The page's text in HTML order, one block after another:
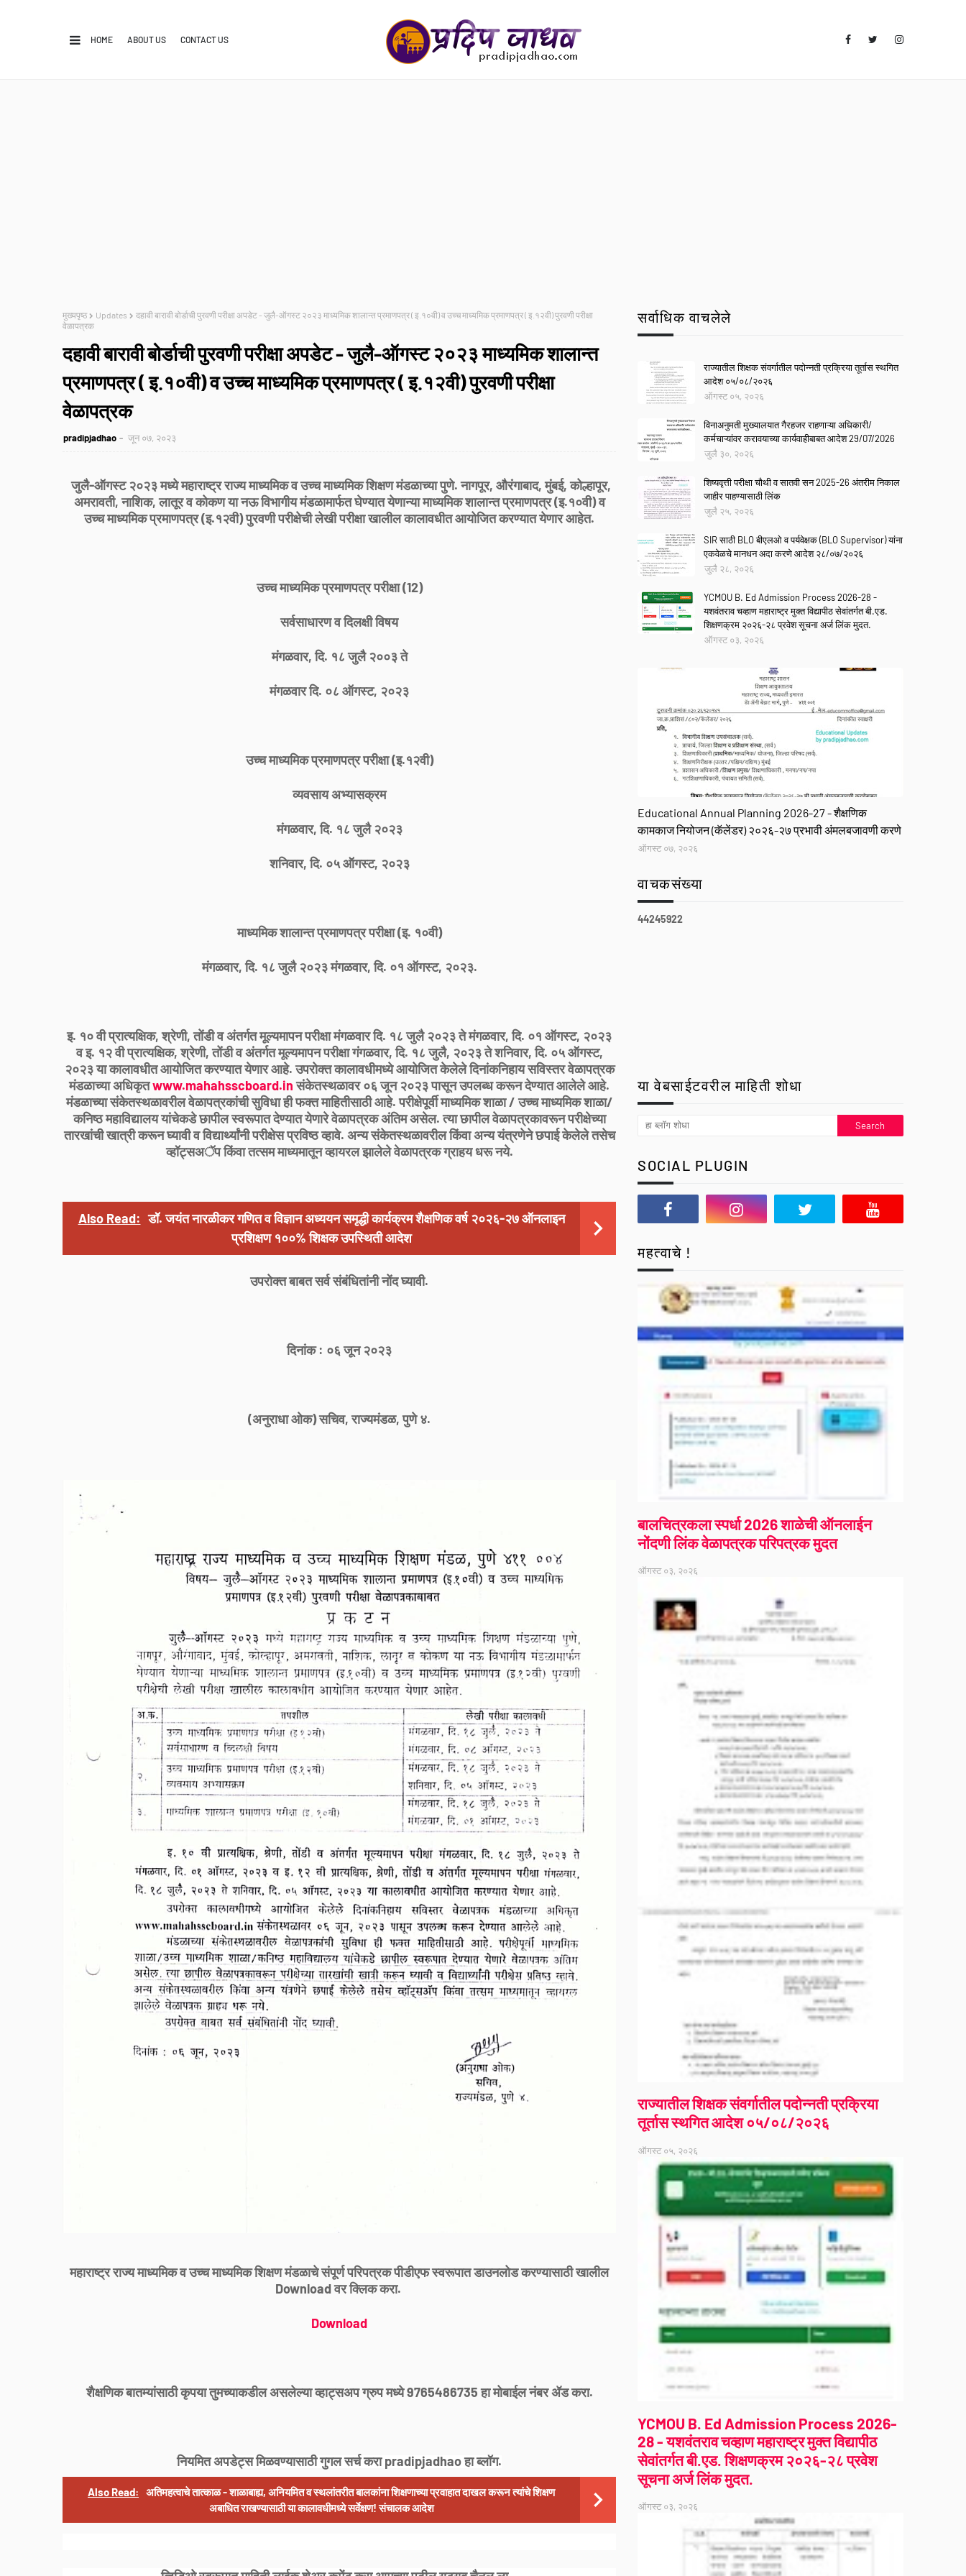
HOME ABOUT US CONTACT US
मुख्यपृष्ठ Updates
दहावी बारावी बोर्डाची पुरवणी परीक्षा अपडेट - जुलै-ऑगस्ट २०२३ माध्यमिक शालान्त प्रमाणपत्र ( इ.१०वी) व उच्च माध्यमिक प्रमाणपत्र ( इ.१२वी) पुरवणी परीक्षा
वेळापत्रक
दहावी बारावी बोर्डाची पुरवणी परीक्षा अपडेट - जुलै-ऑगस्ट २०२३ माध्यमिक शालान्त
प्रमाणपत्र ( इ.१०वी) व उच्च माध्यमिक प्रमाणपत्र ( इ.१२वी) पुरवणी परीक्षा
वेळापत्रक
pradipjadhao जून ०७, २०२३
जुलै-ऑगस्ट २०२३ मध्ये महाराष्ट्र राज्य माध्यमिक व उच्च माध्यमिक शिक्षण मंडळाच्या पुणे. नागपूर, औरंगाबाद, मुंबई, कोल्हापूर,
अमरावती, नाशिक, लातूर व कोकण या नऊ विभागीय मंडळामार्फत घेण्यात येणान्या माध्यमिक शालान्त प्रमाणपत्र (इ.१०वी) व
उच्च माध्यमिक प्रमाणपत्र (इ.१२वी) पुरवणी परीक्षेची लेखी परीक्षा खालील कालावधीत आयोजित करण्यात येणार आहेत.
उच्च माध्यमिक प्रमाणपत्र परीक्षा (12)
सर्वसाधारण व दिलक्षी विषय
मंगळवार, दि. १८ जुलै २००३ ते
मंगळवार दि. ०८ ऑगस्ट, २०२३
उच्च माध्यमिक प्रमाणपत्र परीक्षा (इ.१२वी)
व्यवसाय अभ्यासक्रम
मंगळवार, दि. १८ जुलै २०२३
शनिवार, दि. ०५ ऑगस्ट, २०२३
माध्यमिक शालान्त प्रमाणपत्र परीक्षा (इ. १०वी)
मंगळवार, दि. १८ जुलै २०२३ मंगळवार, दि. ०१ ऑगस्ट, २०२३.
इ. १० वी प्रात्यक्षिक, श्रेणी, तोंडी व अंतर्गत मूल्यमापन परीक्षा मंगळवार दि. १८ जुलै २०२३ ते मंगळवार, दि. ०१ ऑगस्ट, २०२३
व इ. १२ वी प्रात्यक्षिक, श्रेणी, तोंडी व अंतर्गत मूल्यमापन परीक्षा गंगळवार, दि. १८ जुलै, २०२३ ते शनिवार, दि. ०५ ऑगस्ट,
२०२३ या कालावधीत आयोजित करण्यात येणार आहे. उपरोक्त कालावधीमध्ये आयोजित केलेले दिनांकनिहाय सविस्तर वेळापत्रक
मंडळाच्या अधिकृतwww.mahahsscboard.inसंकेतस्थळावर ०६ जून २०२३ पासून उपलब्ध करून देण्यात आलेले आहे.
मंडळाच्या संकेतस्थळावरील वेळापत्रकांची सुविधा ही फक्त माहितीसाठी आहे. परीक्षेपूर्वी माध्यमिक शाळा / उच्च माध्यमिक शाळा/
कनिष्ठ महाविद्यालय यांचेकडे छापील स्वरूपात देण्यात येणारे वेळापत्रक अंतिम असेल. त्या छापील वेळापत्रकावरून परीक्षेच्या
तारखांची खात्री करून घ्यावी व विद्यार्थ्यांनी परीक्षेस प्रविष्ठ व्हावे. अन्य संकेतस्थळावरील किंवा अन्य यंत्रणेने छपाई केलेले तसेच
व्हॉट्सअॅप किंवा तत्सम माध्यमातून व्हायरल झालेले वेळापत्रक ग्राहय धरू नये.
Also Read: डॉ. जयंत नारळीकर गणित व विज्ञान अध्ययन समृद्धी कार्यक्रम शैक्षणिक वर्ष २०२६-२७ ऑनलाइन
प्रशिक्षण १००% शिक्षक उपस्थिती आदेश
उपरोक्त बाबत सर्व संबंधितांनी नोंद घ्यावी.
दिनांक : ०६ जून २०२३
(अनुराधा ओक) सचिव, राज्यमंडळ, पुणे ४.
महाराष्ट्र राज्य माध्यमिक व उच्च माध्यमिक शिक्षण मंडळाचे संपूर्ण परिपत्रक पीडीएफ स्वरूपात डाउनलोड करण्यासाठी खालील
Download वर क्लिक करा.
Download
शैक्षणिक बातम्यांसाठी कृपया तुमच्याकडील असलेल्या व्हाट्सअप ग्रुप मध्ये 9765486735 हा मोबाईल नंबर ॲड करा.
नियमित अपडेट्स मिळवण्यासाठी गुगल सर्च करा pradipjadhao हा ब्लॉग.
Also Read:
अतिमहत्वाचे तात्काळ - शाळाबाह्य, अनियमित व स्थलांतरीत बालकांना शिक्षणाच्या प्रवाहात दाखल करून त्यांचे शिक्षण
अबाधित राखण्यासाठी या कालावधीमध्ये सर्वेक्षण! संचालक आदेश
सर्वाधिक वाचलेले
राज्यातील शिक्षक संवर्गातील पदोन्नती प्रक्रिया तूर्तास स्थगित
आदेश ०५/०८/२०२६
ऑगस्ट ०५, २०२६
विनाअनुमती मुख्यालयात गैरहजर राहणाऱ्या अधिकारी/
कर्मचाऱ्यांवर करावयाच्या कार्यवाहीबाबत आदेश 29/07/2026
जुलै ३०, २०२६
शिष्यवृत्ती परीक्षा चौथी व सातवी सन 2025-26 अंतरीम निकाल
जाहीर पाहण्यासाठी लिंक
जुलै २५, २०२६
SIR साठी BLO बीएलओ व पर्यवेक्षक (BLO Supervisor) यांना
एकवेळचे मानधन अदा करणे आदेश २८/०७/२०२६
जुलै २८, २०२६
YCMOU B. Ed Admission Process 2026-28 -
यशवंतराव चव्हाण महाराष्ट्र मुक्त विद्यापीठ सेवांतर्गत बी.एड.
शिक्षणक्रम २०२६-२८ प्रवेश सूचना अर्ज लिंक मुदत.
ऑगस्ट ०३, २०२६
Educational Annual Planning 2026-27 - शैक्षणिक
कामकाज नियोजन (कॅलेंडर) २०२६-२७ प्रभावी अंमलबजावणी करणे
ऑगस्ट ०७, २०२६
वाचकसंख्या
44245922
या वेबसाईटवरील माहिती शोधा
SOCIAL PLUGIN
महत्वाचे !
बालचित्रकला स्पर्धा 2026 शाळेची ऑनलाईन
नोंदणी लिंक वेळापत्रक परिपत्रक मुदत
ऑगस्ट ०३, २०२६
राज्यातील शिक्षक संवर्गातील पदोन्नती प्रक्रिया
तूर्तास स्थगित आदेश ०५/०८/२०२६
ऑगस्ट ०५, २०२६
YCMOU B. Ed Admission Process 2026-
28 - यशवंतराव चव्हाण महाराष्ट्र मुक्त विद्यापीठ
सेवांतर्गत बी.एड. शिक्षणक्रम २०२६-२८ प्रवेश
सूचना अर्ज लिंक मुदत.
ऑगस्ट ०३, २०२६